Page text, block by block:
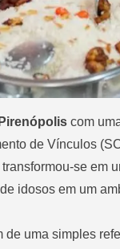
com
de Vínculos
se em
idosos em um
de uma simples